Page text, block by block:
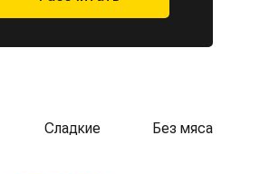
Сладкие Без мяса